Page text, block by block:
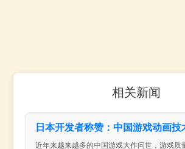
相关新闻
日本开发者称赞：中国游戏动画
近年来越来越多的中国游戏大作问世，游戏质